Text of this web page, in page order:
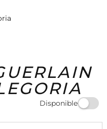
Idées
Cadeaux
Bons
Plans
Disponible